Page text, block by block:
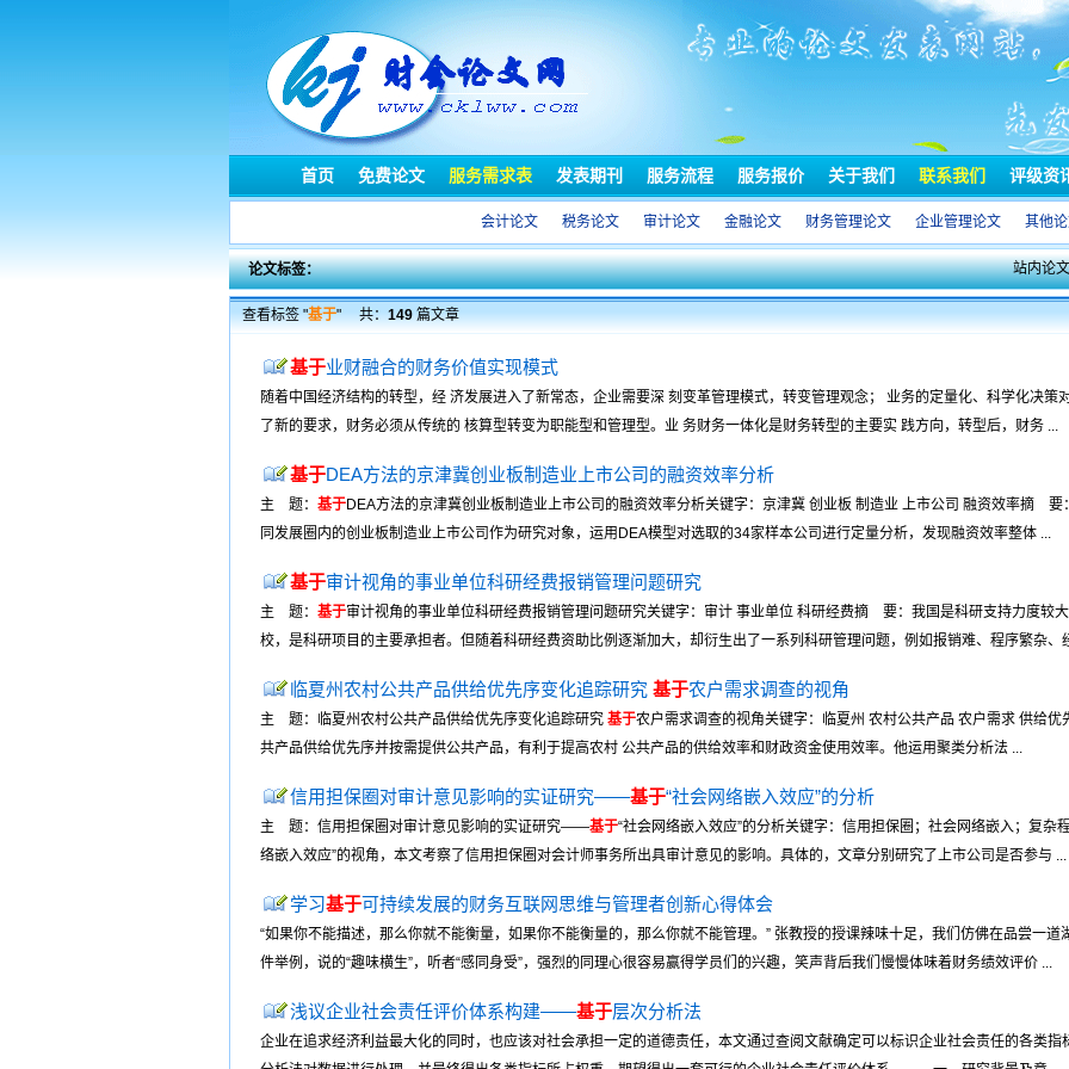
首页 免费论文 服务需求表 发表期刊 服务流程 服务报价 关于我们 联系我们 评级资
会计论文 税务论文 审计论文 金融论文 财务管理论文 企业管理论文 其他
论文标签： 站内论
查看标签 "基于" 共：149篇文章
基于业财融合的财务价值实现模式
随着中国经济结构的转型，经 济发展进入了新常态，企业需要深 刻变革管理模式，转变管理观念； 业务的定量化、科学化决策
了新的要求，财务必须从传统的 核算型转变为职能型和管理型。业 务财务一体化是财务转型的主要实 践方向，转型后，财务 ...
基于DEA方法的京津冀创业板制造业上市公司的融资效率分析
主 题： 基于DEA方法的京津冀创业板制造业上市公司的融资效率分析关键字：京津冀 创业板 制造业 上市公司 融资效率摘 要
同发展圈内的创业板制造业上市公司作为研究对象，运用DEA模型对选取的34家样本公司进行定量分析，发现融资效率整体 ...
基于审计视角的事业单位科研经费报销管理问题研究
主 题： 基于审计视角的事业单位科研经费报销管理问题研究关键字：审计 事业单位 科研经费摘 要：我国是科研支持力度较
校，是科研项目的主要承担者。但随着科研经费资助比例逐渐加大，却衍生出了一系列科研管理问题，例如报销难、程序繁杂、
临夏州农村公共产品供给优先序变化追踪研究 基于农户需求调查的视角
主 题：临夏州农村公共产品供给优先序变化追踪研究 基于农户需求调查的视角关键字：临夏州 农村公共产品 农户需求 供给
共产品供给优先序并按需提供公共产品，有利于提高农村 公共产品的供给效率和财政资金使用效率。他运用聚类分析法 ...
信用担保圈对审计意见影响的实证研究——基于“社会网络嵌入效应”的分析
主 题：信用担保圈对审计意见影响的实证研究——基于“社会网络嵌入效应”的分析关键字：信用担保圈；社会网络嵌入；复
络嵌入效应”的视角，本文考察了信用担保圈对会计师事务所出具审计意见的影响。具体的，文章分别研究了上市公司是否参与 ...
学习基于可持续发展的财务互联网思维与管理者创新心得体会
“如果你不能描述，那么你就不能衡量，如果你不能衡量的，那么你就不能管理。” 张教授的授课辣味十足，我们仿佛在品尝一
件举例，说的“趣味横生”，听者“感同身受”，强烈的同理心很容易赢得学员们的兴趣，笑声背后我们慢慢体味着财务绩效评价 ...
浅议企业社会责任评价体系构建——基于层次分析法
企业在追求经济利益最大化的同时，也应该对社会承担一定的道德责任，本文通过查阅文献确定可以标识企业社会责任的各类